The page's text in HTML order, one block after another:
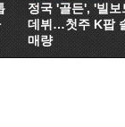
정국 '골든', '빌
데뷔…첫주 K팝
매량